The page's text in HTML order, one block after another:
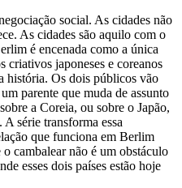
social. As cidades não
As cidades são aquilo com o
é encenada como a única
criativos japoneses e coreanos
história. Os dois públicos vão
parente que muda de assunto
a Coreia, ou sobre o Japão,
série transforma essa
que funciona em Berlim
cambalear não é um obstáculo
esses dois países estão hoje